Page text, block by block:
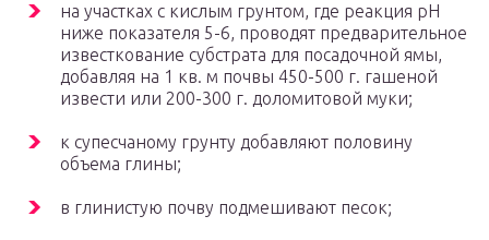
на участках с кислым грунтом, где реакция pH
ниже показателя 5-6, проводят предварительное
известкование субстрата для посадочной ямы,
добавляя на 1 кв. м почвы 450-500 г. гашеной
извести или 200-300 г. доломитовой муки;
к супесчаному грунту добавляют половину
объема глины;
в глинистую почву подмешивают песок;